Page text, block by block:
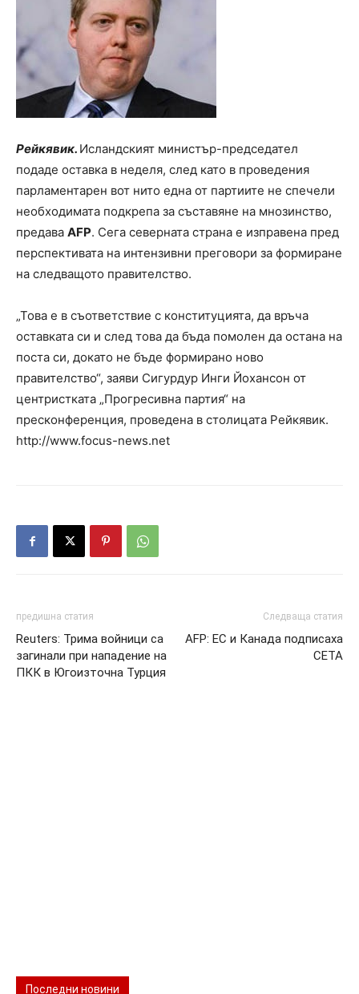
Рейкявик. Исландският министър-председател
подаде оставка в неделя, след като в проведения
парламентарен вот нито една от партиите не спечели
необходимата подкрепа за съставяне на мнозинство,
предава AFP. Сега северната страна е изправена пред
перспективата на интензивни преговори за формиране
на следващото правителство.
„Това е в съответствие с конституцията, да връча
оставката си и след това да бъда помолен да остана на
поста си, докато не бъде формирано ново
правителство“, заяви Сигурдур Инги Йохансон от
центристката „Прогресивна партия“ на
пресконференция, проведена в столицата Рейкявик.
http://www.focus-news.net
предишна статия
Reuters: Трима войници са
загинали при нападение на
ПКК в Югоизточна Турция
Следваща статия
AFP: ЕС и Канада подписаха
СЕТА
Последни новини